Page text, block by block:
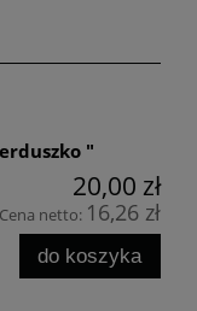
"
20,00 zł
Cena netto: 16,26 zł
do koszyka